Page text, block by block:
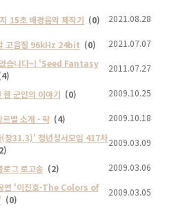
15초 배경음악 제작기 (0) 2021.08.28
고음질 96kHz 24bit (0)
2021.07.07
었습니다~! 'Seed Fantasy
2011.07.27
군인의 이야기 (0) 2009.10.25
별 소개 - 락 (4)
2009.10.18
(창31.3)' 청년성서모임 417차2009.03.09
로그 로고송 (2)
2009.03.06
연 '이진호-The Colors of
(0)
2009.03.05